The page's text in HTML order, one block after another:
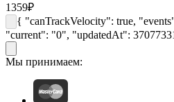
1359₽
{ "canTrackVelocity": true,
"current": "0", "updatedAt":
Мы принимаем: